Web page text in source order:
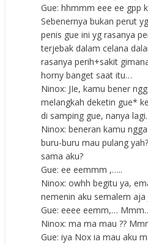
Gue: hhmmm eee ee gpp
Sebenernya bukan perut
penis gue ini yg rasanya
terjebak dalam celana
rasanya perih+sakit
horny banget saat itu…
Ninox: JIe, kamu bener
melangkah deketin gue*
di samping gue, nanya
Ninox: beneran kamu
buru-buru mau pulang
sama aku?
Gue: ee eemmm ,…..
Ninox: owhh begitu ya,
nemenin aku semalem aja
Gue: eeee eemm,…
Ninox: ma ma mau ??
Gue: iya Nox ia mau aku